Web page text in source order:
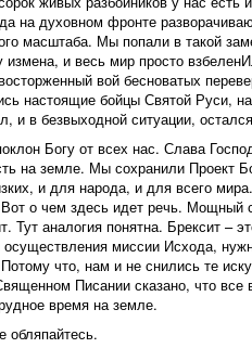
на духовном фронте
масштаба. Мы попали в такой
измена, и весь мир просто
вой бесноватых
настоящие бойцы Святой Руси,
и в безвыходной ситуации,
Богу от всех нас. Слава
на земле. Мы сохранили Проект
и для народа, и для всего
о чем здесь идет речь. Мощный
Тут аналогия понятна. Брексит –
миссии Исхода,
что, нам и не снились те
Писании сказано, что все
время на земле.
обляпайтесь.